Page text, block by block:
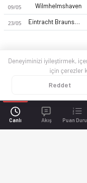
Canlı Akış
09/05 Wilmhelmshaven
23/05 Eintracht Braunschweig (A)
Deneyiminizi iyileştirmek,
için çerezler
Reddet